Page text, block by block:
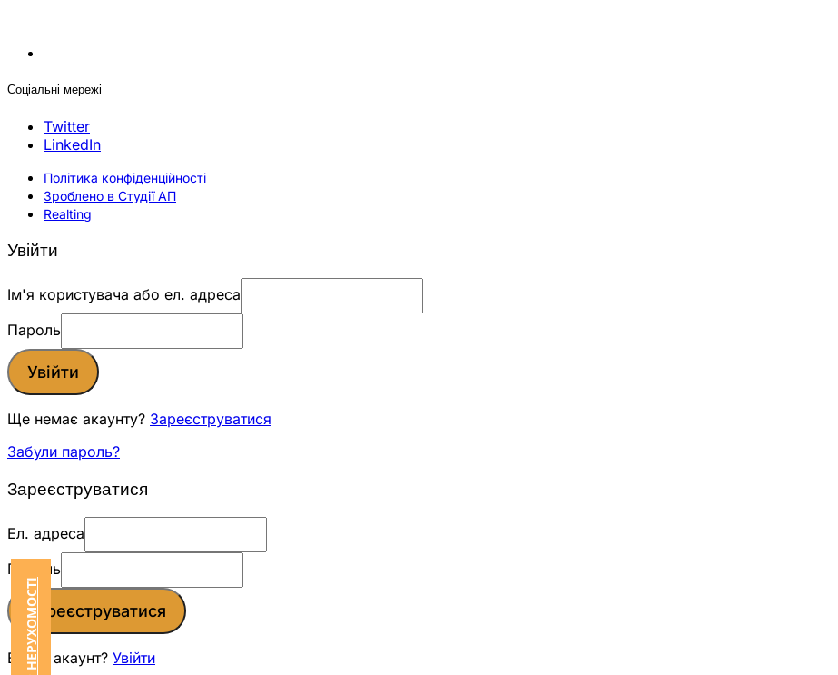
Соціальні мережі
Twitter
LinkedIn
Політика конфіденційності
Зроблено в Студії АП
Realting
Увійти
Ім'я користувача або ел. адреса
Пароль
Увійти
Ще немає акаунту? Зареєструватися
Забули пароль?
Зареєструватися
Ел. адреса
Пароль
Зареєструватися
Вже є акаунт? Увійти